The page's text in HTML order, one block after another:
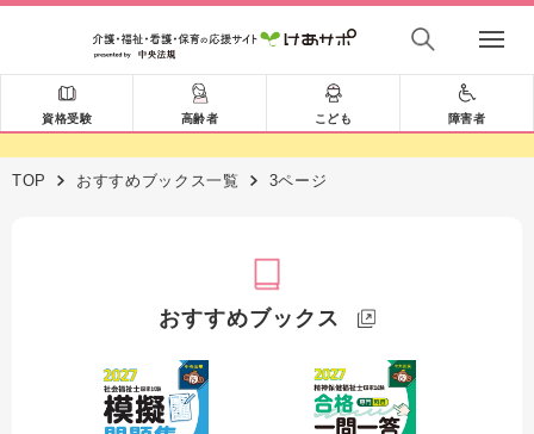
資格受験 高齢者 こども 障害者
TOP おすすめブックス一覧 3ページ
おすすめブックス